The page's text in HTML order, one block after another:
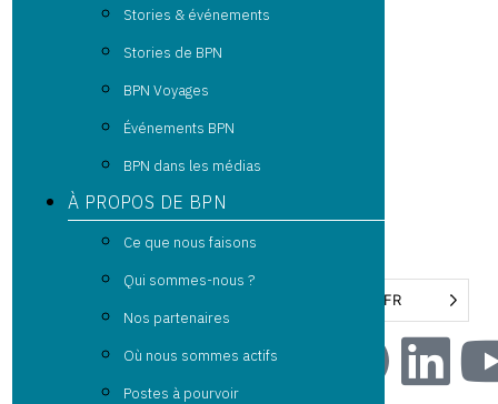
Stories & événements
Stories de BPN
BPN Voyages
Événements BPN
BPN dans les médias
À PROPOS DE BPN
Ce que nous faisons
Qui sommes-nous ?
Nos partenaires
Où nous sommes actifs
Postes à pourvoir
FR